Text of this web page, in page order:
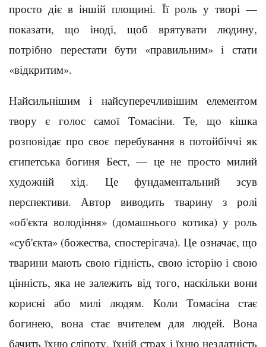
просто діє в іншій площині. Її роль у творі —
показати, що іноді, щоб врятувати людину,
потрібно перестати бути «правильним» і стати
«відкритим».
Найсильнішим і найсуперечливішим елементом
твору є голос самої Томасіни. Те, що кішка
розповідає про своє перебування в потойбіччі як
єгипетська богиня Бест, — це не просто милий
художній хід. Це фундаментальний зсув
перспективи. Автор виводить тварину з ролі
«об'єкта володіння» (домашнього котика) у роль
«суб'єкта» (божества, спостерігача). Це означає, що
тварини мають свою гідність, свою історію і свою
цінність, яка не залежить від того, наскільки вони
корисні або милі людям. Коли Томасіна стає
богинею, вона стає вчителем для людей. Вона
бачить їхню сліпоту, їхній страх і їхню нездатність